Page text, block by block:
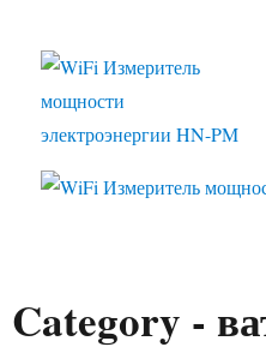
WiFi
Category -